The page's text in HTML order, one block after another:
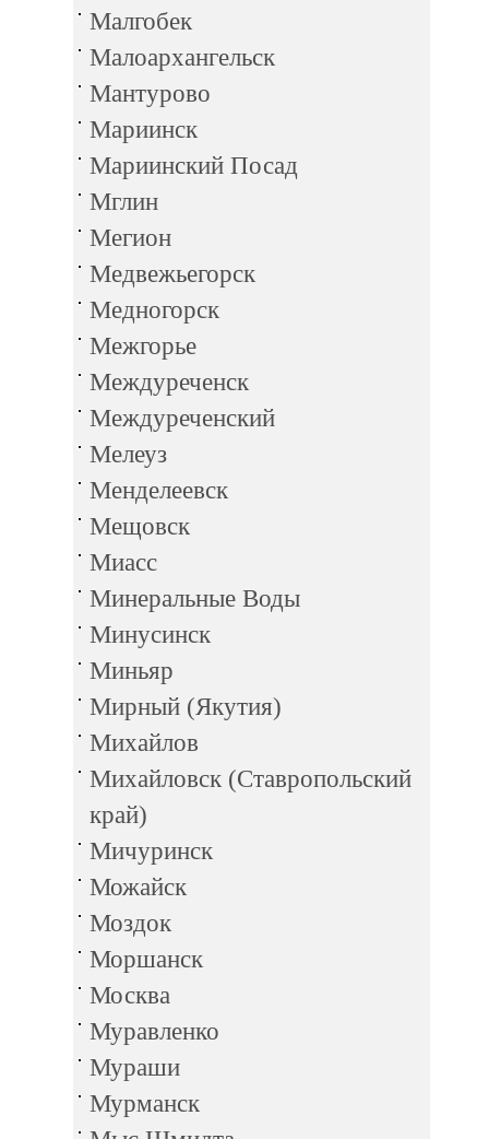
Малгобек
Малоархангельск
Мантурово
Мариинск
Мариинский Посад
Мглин
Мегион
Медвежьегорск
Медногорск
Межгорье
Междуреченск
Междуреченский
Мелеуз
Менделеевск
Мещовск
Миасс
Минеральные Воды
Минусинск
Миньяр
Мирный (Якутия)
Михайлов
Михайловск (Ставропольский
край)
Мичуринск
Можайск
Моздок
Моршанск
Москва
Муравленко
Мураши
Мурманск